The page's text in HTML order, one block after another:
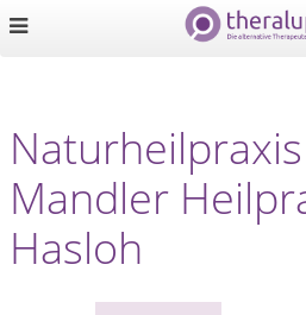
Mandler
Hasloh